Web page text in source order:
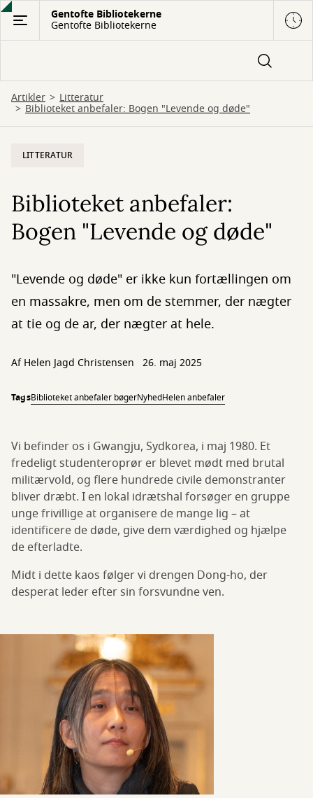
Gå
hovedindhold
Gentofte Bibliotekerne
Gentofte Bibliotekerne
Artikler Litteratur
Biblioteket anbefaler: Bogen "Levende og døde"
LITTERATUR
Biblioteket anbefaler:
Bogen "Levende og døde"
"Levende og døde" er ikke kun fortællingen om
en massakre, men om de stemmer, der nægter
at tie og de ar, der nægter at hele.
Af Helen Jagd Christensen 26. maj 2025
TagsBiblioteket anbefaler bøgerNyhedHelen anbefaler
Vi befinder os i Gwangju, Sydkorea, i maj 1980. Et
fredeligt studenteroprør er blevet mødt med brutal
militærvold, og flere hundrede civile demonstranter
bliver dræbt. I en lokal idrætshal forsøger en gruppe
unge frivillige at organisere de mange lig – at
identificere de døde, give dem værdighed og hjælpe
de efterladte.
Midt i dette kaos følger vi drengen Dong-ho, der
desperat leder efter sin forsvundne ven.